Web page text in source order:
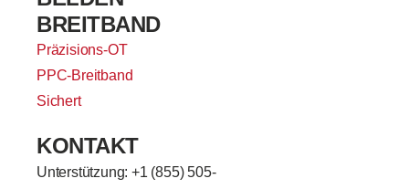
BREITBAND
Präzisions-OT
PPC-Breitband
Sichert
KONTAKT
Unterstützung: +1 (855) 505-